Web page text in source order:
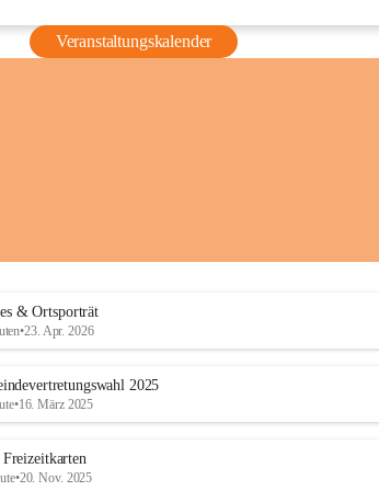
Veranstaltungskalender
& Ortsporträt
•23. Apr. 2026
2025
•16. März 2025
•20. Nov. 2025